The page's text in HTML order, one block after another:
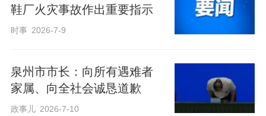
鞋厂火灾事故作出重要指示
时事 2026-7-9
泉州市市长：向所有遇难者
家属、向全社会诚恳道歉
政事儿 2026-7-10